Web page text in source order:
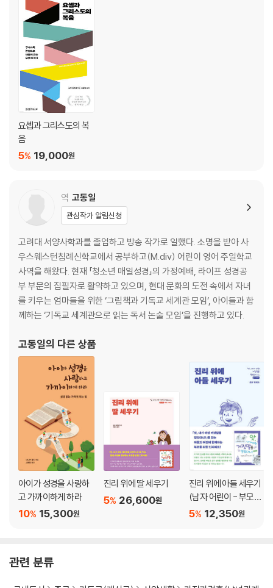
요셉과 그리스도의 복
음
19,000원
5%
역 고동일
관심작가 알림신청
고려대 서양사학과를 졸업하고 방송 작가로 일했다. 소명을 받아 사
우스웨스턴침례신학교에서 공부하고(M.div) 어린이 영어 주일학교
사역을 해왔다. 현재 「청소년 매일성경」의 가정예배, 라이프 성경공
부 부문의 집필자로 활약하고 있으며, 현대 문화의 도전 속에서 자녀
를 키우는 엄마들을 위한 ‘그림책과 기독교 세계관 모임’, 아이들과 함
께하는 ‘기독교 세계관으로 읽는 독서 논술 모임’을 진행하고 있다.
고동일의 다른 상품
아이가 성경을 사랑하
고 가까이하게 하라
15,300원
10%
진리 위에 딸 세우기
26,600원
5%
진리 위에 아들 세우기
(남자 어린이 - 부모가
이드)12,350원
5%
관련 분류